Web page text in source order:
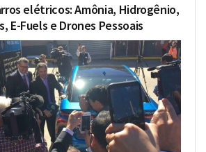
elétricos: Amônia, Hidrogênio,
E-Fuels e Drones Pessoais